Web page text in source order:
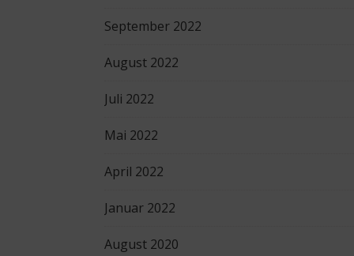
September 2022
August 2022
Juli 2022
Mai 2022
April 2022
Januar 2022
August 2020